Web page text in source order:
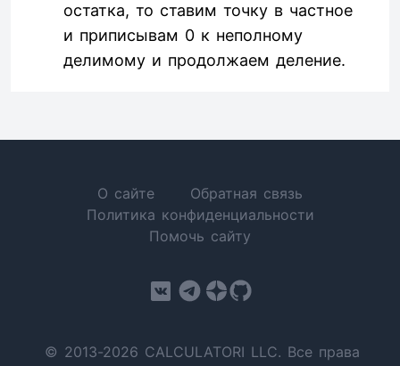
остатка, то ставим точку в частное
и приписывам 0 к неполному
делимому и продолжаем деление.
О сайте
Обратная связь
Политика конфиденциальности
Помочь сайту
© 2013-2026 CALCULATORI LLC. Все права